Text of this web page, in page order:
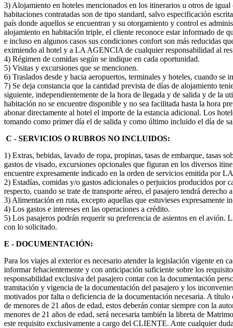
3) Alojamiento en hoteles mencionados en los itinerarios u otros de
habitaciones contratadas son de tipo standard, salvo especificación
país donde aquellos se encuentran y su otorgamiento y control es
alojamiento en habitación triple, el cliente reconoce estar informado de
e incluso en algunos casos sus condiciones confort son más reducidas
eximiendo al hotel y a LA AGENCIA de cualquier responsabilidad al
4) Régimen de comidas según se indique en cada oportunidad.
5) Visitas y excursiones que se mencionen.
6) Traslados desde y hacia aeropuertos, terminales y hoteles, cuando se
7) Se deja constancia que la cantidad prevista de días de alojamiento
siguiente, independientemente de la hora de llegada y de salida y de la
habitación no se encuentre disponible y no sea facilitada hasta la hora
abonar directamente al hotel el importe de la estancia adicional. Los
tomando como primer día el de salida y como último incluido el día de
C - SERVICIOS O RUBROS NO INCLUIDOS:
1) Extras, bebidas, lavado de ropa, propinas, tasas de embarque, tasas
gastos de visado, excursiones opcionales que figuran en los diversos
encuentre expresamente indicado en la orden de servicios emitida por
2) Estadías, comidas y/o gastos adicionales o perjuicios producidos por
respecto, cuando se trate de transporte aéreo, el pasajero tendrá
3) Alimentación en ruta, excepto aquellas que estuvieses expresamente
4) Los gastos e intereses en las operaciones a crédito.
5) Los pasajeros podrán requerir su preferencia de asientos en el
con lo solicitado.
E - DOCUMENTACIÓN:
Para los viajes al exterior es necesario atender la legislación vigente en
informar fehacientemente y con anticipación suficiente sobre los
responsabilidad exclusiva del pasajero contar con la documentación
tramitación y vigencia de la documentación del pasajero y los
motivados por falta o deficiencia de la documentación necesaria. A
de menores de 21 años de edad, estos deberán contar siempre con la
menores de 21 años de edad, será necesaria también la libreta de
este requisito exclusivamente a cargo del CLIENTE. Ante cualquier